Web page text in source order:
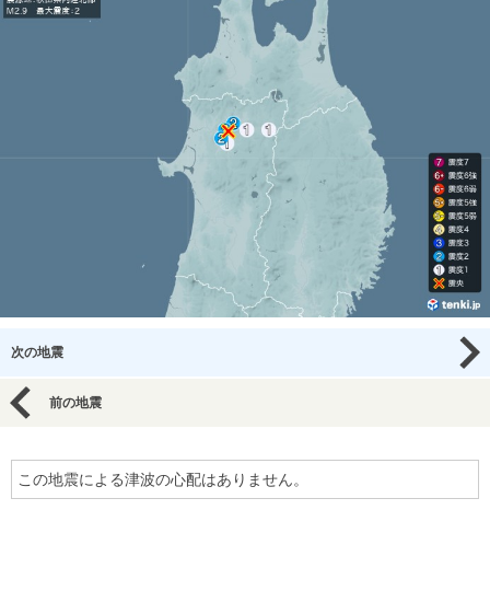
次の地震
前の地震
この地震による津波の心配はありません。